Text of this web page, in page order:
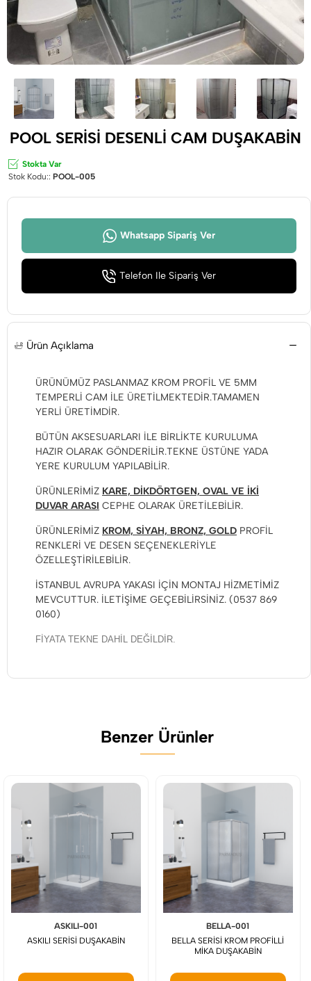
POOL SERİSİ DESENLİ CAM DUŞAKABİN
Stokta Var
Stok Kodu:: POOL-005
Whatsapp Sipariş Ver
Telefon İle Sipariş Ver
Ürün Açıklama
ÜRÜNÜMÜZ PASLANMAZ KROM PROFİL VE 5MM
TEMPERLİ CAM İLE ÜRETİLMEKTEDİR.TAMAMEN
YERLİ ÜRETİMDİR.
BÜTÜN AKSESUARLARI İLE BİRLİKTE KURULUMA
HAZIR OLARAK GÖNDERİLİR.TEKNE ÜSTÜNE YADA
YERE KURULUM YAPILABİLİR.
ÜRÜNLERİMİZ KARE, DİKDÖRTGEN, OVAL VE İKİ
DUVAR ARASI CEPHE OLARAK ÜRETİLEBİLİR.
ÜRÜNLERİMİZ KROM, SİYAH, BRONZ, GOLD PROFİL
RENKLERİ VE DESEN SEÇENEKLERİYLE
ÖZELLEŞTİRİLEBİLİR.
İSTANBUL AVRUPA YAKASI İÇİN MONTAJ HİZMETİMİZ
MEVCUTTUR. İLETİŞİME GEÇEBİLİRSİNİZ. (0537 869
0160)
FİYATA TEKNE DAHİL DEĞİLDİR.
Benzer Ürünler
ASKILI-001
ASKILI SERİSİ DUŞAKABİN
BELLA-001
BELLA SERİSİ KROM PROFİLLİ
MİKA DUŞAKABİN